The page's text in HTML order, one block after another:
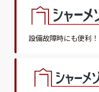
設備故障時にも便利！